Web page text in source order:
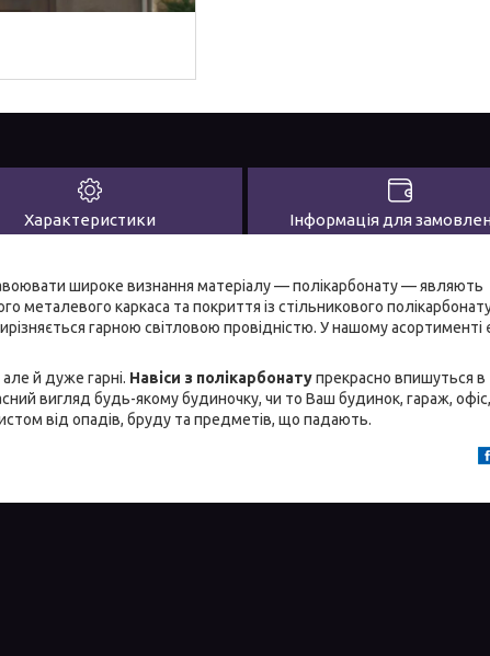
Характеристики Інформація для
широке визнання матеріалу — полікарбонату — являють
металевого каркаса та покриття із стільникового
гарною світловою провідністю. У нашому асортименті
але й дуже гарні. Навіси з полікарбонатупрекрасно впишуться в
вигляд будь-якому будиночку, чи то Ваш будинок, гараж,
від опадів, бруду та предметів, що падають.